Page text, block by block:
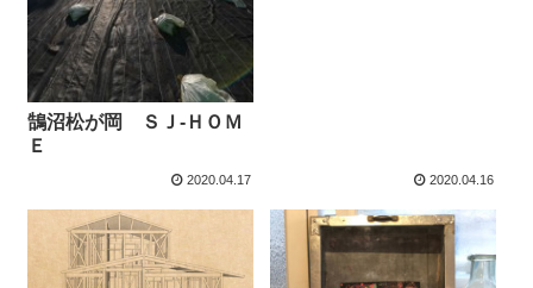
鵠沼松が岡 ＳＪ-ＨＯＭ
Ｅ
2020.04.17 2020.04.16